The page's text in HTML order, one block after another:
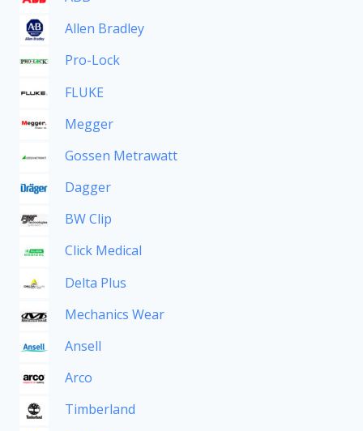
Allen Bradley
Pro-Lock
FLUKE
Megger
Gossen Metrawatt
Dagger
BW Clip
Click Medical
Delta Plus
Mechanics Wear
Ansell
Arco
Timberland